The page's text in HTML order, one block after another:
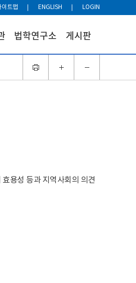
이트맵 ENGLISH LOGIN
법학연구소 게시판
용성 등과 지역사회의 의견